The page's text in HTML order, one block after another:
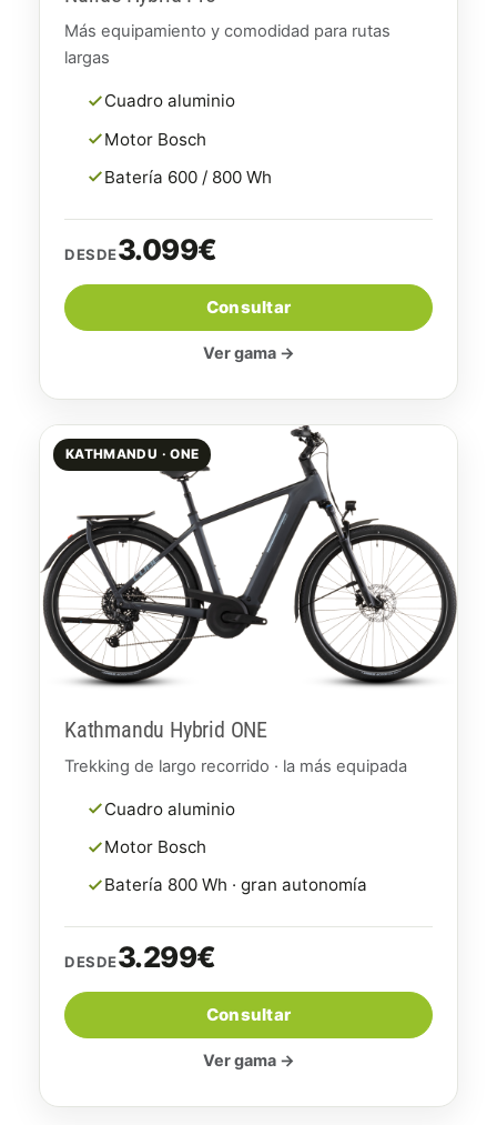
Más equipamiento y comodidad para rutas
largas
Cuadro aluminio
Motor Bosch
Batería 600 / 800 Wh
DESDE3.099€
Consultar
Ver gama →
KATHMANDU · ONE
Kathmandu Hybrid ONE
Trekking de largo recorrido · la más equipada
Cuadro aluminio
Motor Bosch
Batería 800 Wh · gran autonomía
DESDE3.299€
Consultar
Ver gama →